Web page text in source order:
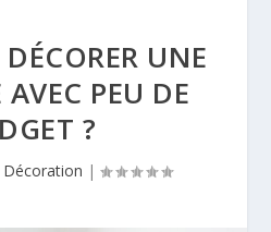
UNE
PEU DE
?
Décoration |